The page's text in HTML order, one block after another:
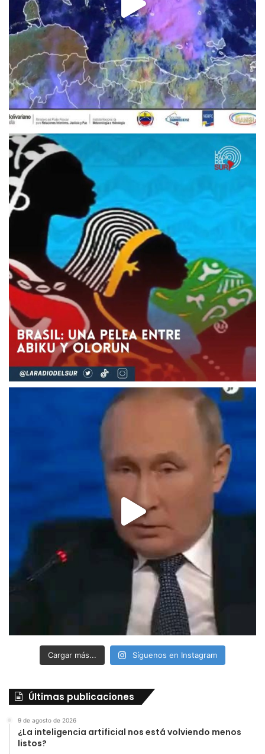
Cargar más... Síguenos en Instagram
Últimas publicaciones
9 de agosto de 2026
¿La inteligencia artificial nos está volviendo menos
listos?